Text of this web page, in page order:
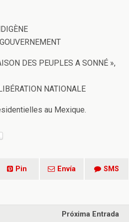
DES PEUPLES A SONNÉ »,
NATIONALE
au Mexique.
Pin Envía SMS
Próxima Entrada